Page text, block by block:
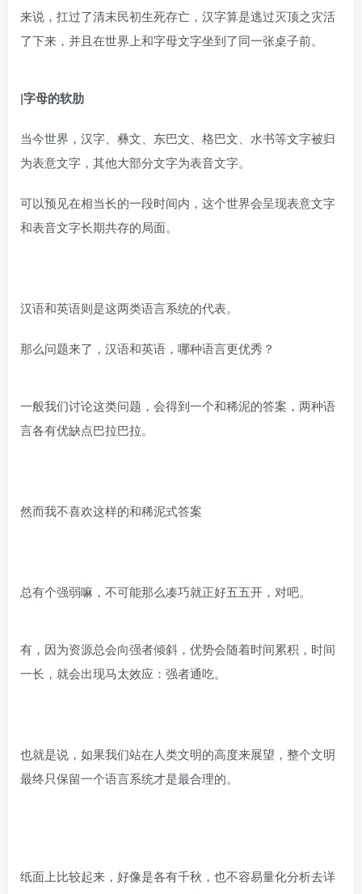
来说，扛过了清末民初生死存亡，汉字算是逃过灭顶之灾活
了下来，并且在世界上和字母文字坐到了同一张桌子前。
|字母的软肋
当今世界，汉字、彝文、东巴文、格巴文、水书等文字被归
为表意文字，其他大部分文字为表音文字。
可以预见在相当长的一段时间内，这个世界会呈现表意文字
和表音文字长期共存的局面。
汉语和英语则是这两类语言系统的代表。
那么问题来了，汉语和英语，哪种语言更优秀？
一般我们讨论这类问题，会得到一个和稀泥的答案，两种语
言各有优缺点巴拉巴拉。
然而我不喜欢这样的和稀泥式答案
总有个强弱嘛，不可能那么凑巧就正好五五开，对吧。
有，因为资源总会向强者倾斜，优势会随着时间累积，时间
一长，就会出现马太效应：强者通吃。
也就是说，如果我们站在人类文明的高度来展望，整个文明
最终只保留一个语言系统才是最合理的。
纸面上比较起来，好像是各有千秋，也不容易量化分析去详